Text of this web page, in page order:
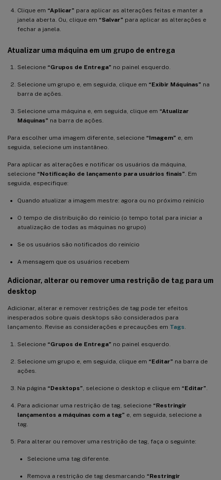
Clique em “Aplicar” para aplicar as alterações feitas e manter a
janela aberta. Ou, clique em “Salvar” para aplicar as alterações e
fechar a janela.
Atualizar uma máquina em um grupo de entrega
Selecione “Grupos de Entrega” no painel esquerdo.
Selecione um grupo e, em seguida, clique em “Exibir Máquinas” na
barra de ações.
Selecione uma máquina e, em seguida, clique em “Atualizar
Máquinas” na barra de ações.
Para escolher uma imagem diferente, selecione “Imagem” e, em
seguida, selecione um instantâneo.
Para aplicar as alterações e notificar os usuários da máquina,
selecione “Notificação de lançamento para usuários finais” . Em
seguida, especifique:
Quando atualizar a imagem mestre: agora ou no próximo reinício
O tempo de distribuição do reinício (o tempo total para iniciar a
atualização de todas as máquinas no grupo)
Se os usuários são notificados do reinício
A mensagem que os usuários recebem
Adicionar, alterar ou remover uma restrição de tag para um
desktop
Adicionar, alterar e remover restrições de tag pode ter efeitos
inesperados sobre quais desktops são considerados para
lançamento. Revise as considerações e precauções em Tags
Selecione “Grupos de Entrega” no painel esquerdo.
Selecione um grupo e, em seguida, clique em “Editar” na barra de
ações.
Na página “Desktops” , selecione o desktop e clique em “Editar”
Para adicionar uma restrição de tag, selecione “Restringir
lançamentos a máquinas com a tag” e, em seguida, selecione a
tag.
Para alterar ou remover uma restrição de tag, faça o seguinte:
Selecione uma tag diferente.
Remova a restrição de tag desmarcando “Restringir